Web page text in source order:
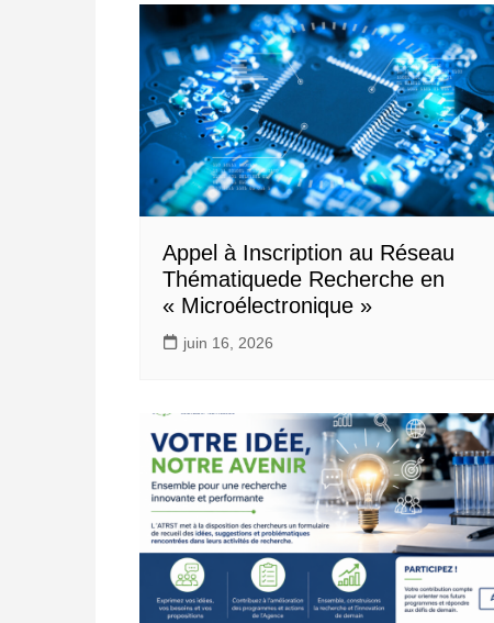
Appel à Inscription au Réseau
Thématiquede Recherche en
« Microélectronique »
juin 16, 2026